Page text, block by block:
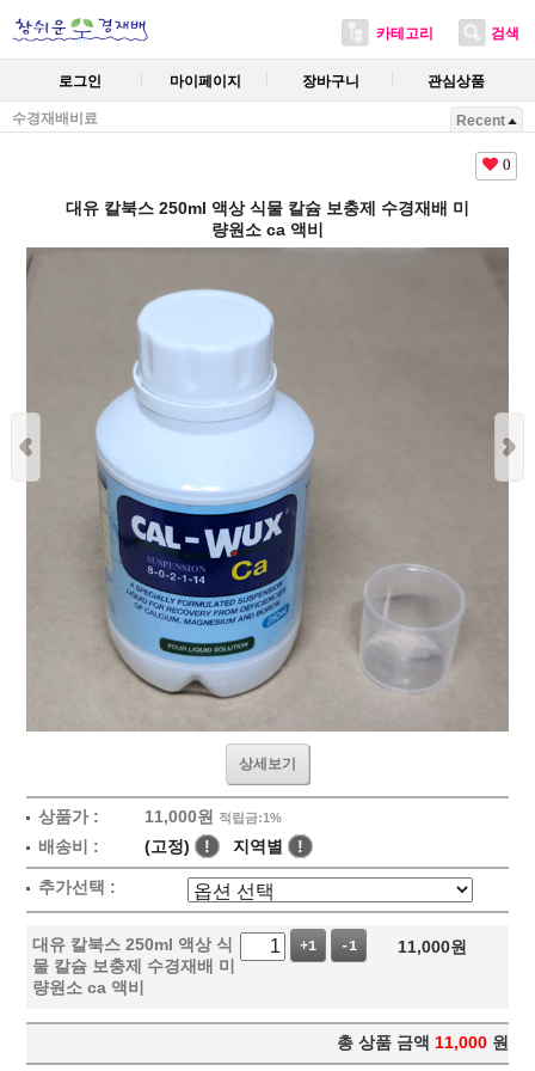
카테고리 검색
로그인 마이페이지 장바구니 관심상품
수경재배비료 Recent
0
대유 칼북스 250ml 액상 식물 칼슘 보충제 수경재배 미
량원소 ca 액비
상세보기
상품가 : 11,000원 적립금:1%
배송비 : (고정) ! 지역별 !
추가선택 :
대유 칼북스 250ml 액상 식
물 칼슘 보충제 수경재배 미
량원소 ca 액비
+1 -1 11,000원
총 상품 금액 11,000 원